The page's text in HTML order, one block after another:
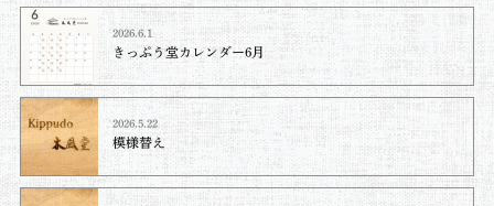
2026.6.1
きっぷう堂カレンダー6月
2026.5.22
模様替え